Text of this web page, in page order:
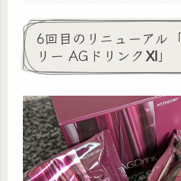
6回目のリニューアル
リー AGドリンクⅪ」